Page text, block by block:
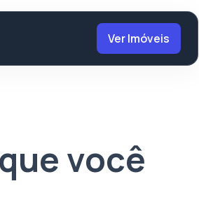
Ver Imóveis
você